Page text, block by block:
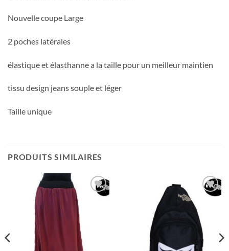
Nouvelle coupe Large
2 poches latérales
élastique et élasthanne a la taille pour un meilleur maintien
tissu design jeans souple et léger
Taille unique
PRODUITS SIMILAIRES
à la liste
d’envies